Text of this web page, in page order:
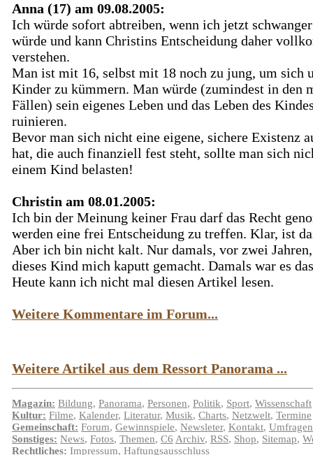
Anna (17) am 09.08.2005:
Ich würde sofort abtreiben, wenn ich jetzt
würde und kann Christins Entscheidung daher
verstehen.
Man ist mit 16, selbst mit 18 noch zu jung, um sich
Kinder zu kümmern. Man würde (zumindest in den
Fällen) sein eigenes Leben und das Leben des
ruinieren.
Bevor man sich nicht eine eigene, sichere Existenz
hat, die auch finanziell fest steht, sollte man sich
einem Kind belasten!
Christin am 08.01.2005:
Ich bin der Meinung keiner Frau darf das Recht
werden eine frei Entscheidung zu treffen. Klar, ist
Aber ich bin nicht kalt. Nur damals, vor zwei
dieses Kind mich kaputt gemacht. Damals war es
Heute kann ich nicht mal diesen Artikel lesen.
Weitere Kommentare im Forum...
Weitere Artikel aus dem Ressort Panorama ...
Magazin: Bildung, Panorama, Personen, Politik, Sport, Wissenschaft
Kultur: Filme, Kalender, Literatur, Musik, Charts, Netzwelt, Termine
Gemeinschaft: Forum, Gewinnspiele, Newsleter, Kontakt, Umfragen
Sonstiges: News, Fotos, Themen, C6 Archiv, RSS, Shop, Sitemap,
Rechtliches: Impressum, Haftungsausschluss